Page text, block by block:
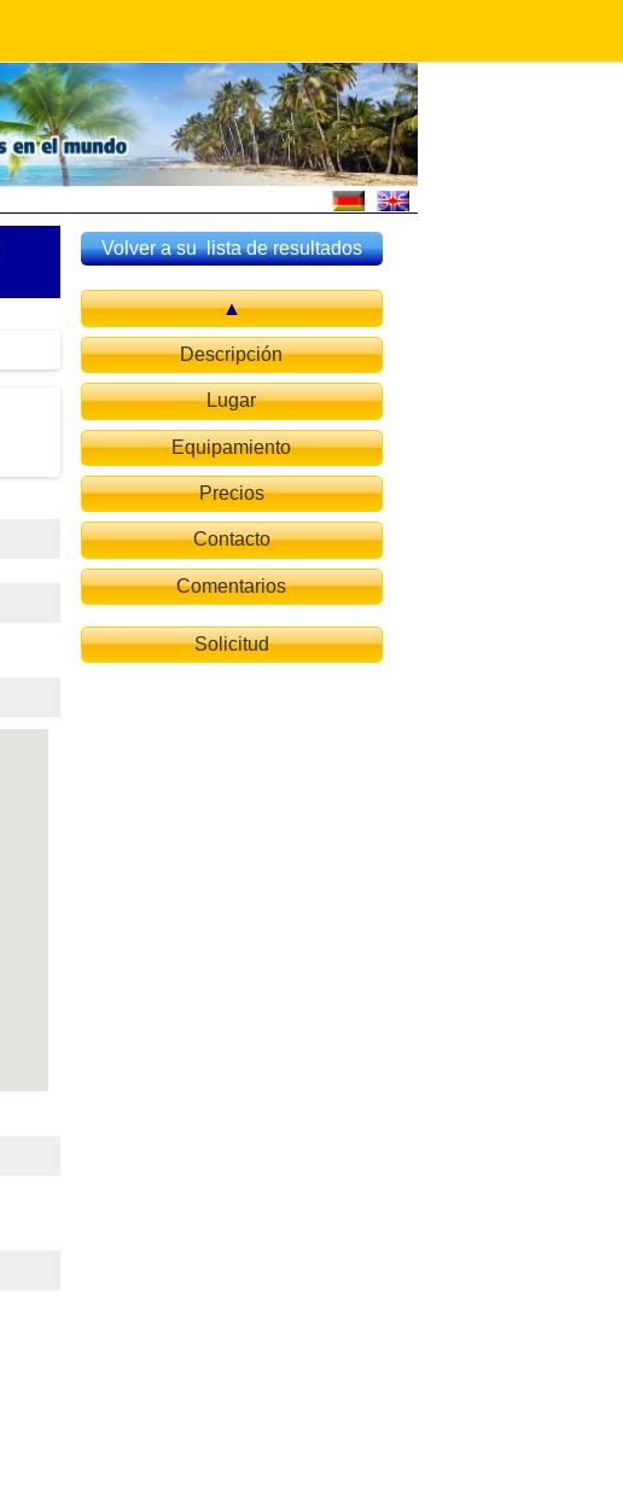
Volver a su lista de resultados
Descripción
Lugar
Equipamiento
Precios
Contacto
Comentarios
Solicitud